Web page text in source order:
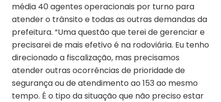
média 40 agentes operacionais por turno para
atender o trânsito e todas as outras demandas da
prefeitura. “Uma questão que terei de gerenciar e
precisarei de mais efetivo é na rodoviária. Eu tenho
direcionado a fiscalização, mas precisamos
atender outras ocorrências de prioridade de
segurança ou de atendimento ao 153 ao mesmo
tempo. É o tipo da situação que não preciso estar